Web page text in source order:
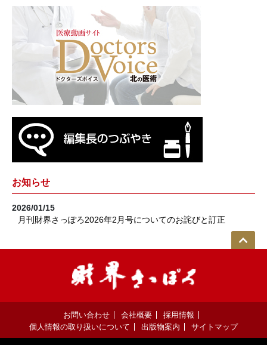
お知らせ
2026/01/15
月刊財界さっぽろ2026年2月号についてのお詫びと訂正
お問い合わせ 会社概要
採用情報
個人情報の取り扱いについて
出版物案内 サイトマップ